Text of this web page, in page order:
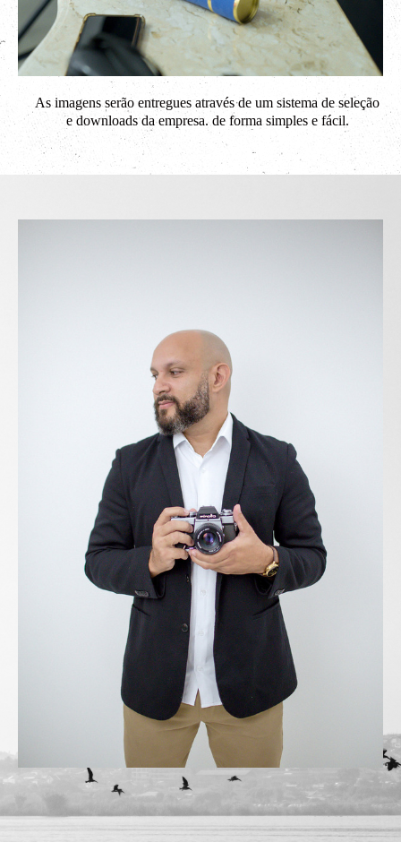
As imagens serão entregues através de um sistema de seleção
e downloads da empresa. de forma simples e fácil.